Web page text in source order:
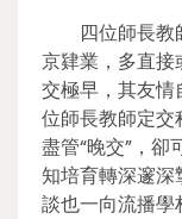
四位師長
京肄業，多直
交極早，其友
位師長教師定
盡管“晚交”，卻
知培育轉深邃深
談也一向流播學